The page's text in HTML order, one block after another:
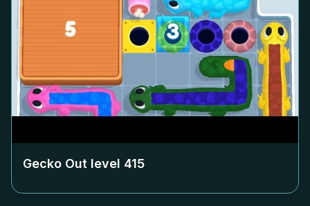
Gecko Out level 415